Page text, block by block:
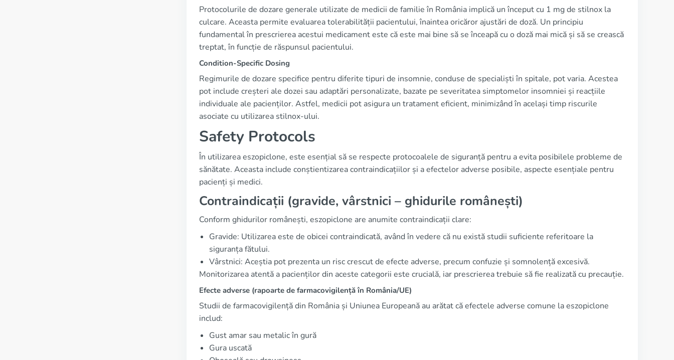
Protocolurile de dozare generale utilizate de medicii de familie în România implică un început cu 1 mg de stilnox la
culcare. Aceasta permite evaluarea tolerabilității pacientului, înaintea oricăror ajustări de doză. Un principiu
fundamental în prescrierea acestui medicament este că este mai bine să se înceapă cu o doză mai mică și să se crească
treptat, în funcție de răspunsul pacientului.
Condition-Specific Dosing
Regimurile de dozare specifice pentru diferite tipuri de insomnie, conduse de specialiști în spitale, pot varia. Acestea
pot include creșteri ale dozei sau adaptări personalizate, bazate pe severitatea simptomelor insomniei și reacțiile
individuale ale pacienților. Astfel, medicii pot asigura un tratament eficient, minimizând în același timp riscurile
asociate cu utilizarea stilnox-ului.
Safety Protocols
În utilizarea eszopiclone, este esențial să se respecte protocoalele de siguranță pentru a evita posibilele probleme de
sănătate. Aceasta include conștientizarea contraindicațiilor și a efectelor adverse posibile, aspecte esențiale pentru
pacienți și medici.
Contraindicații (gravide, vârstnici – ghidurile românești)
Conform ghidurilor românești, eszopiclone are anumite contraindicații clare:
Gravide: Utilizarea este de obicei contraindicată, având în vedere că nu există studii suficiente referitoare la
siguranța fătului.
Vârstnici: Aceștia pot prezenta un risc crescut de efecte adverse, precum confuzie și somnolență excesivă.
Monitorizarea atentă a pacienților din aceste categorii este crucială, iar prescrierea trebuie să fie realizată cu precauție.
Efecte adverse (rapoarte de farmacovigilență în România/UE)
Studii de farmacovigilență din România și Uniunea Europeană au arătat că efectele adverse comune la eszopiclone
includ:
Gust amar sau metalic în gură
Gura uscată